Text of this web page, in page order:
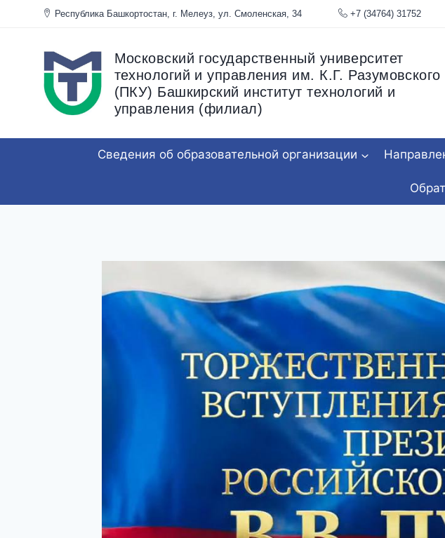
Перейти
Республика Башкортостан, г. Мелеуз, ул. Смоленская, 34 +7 (34764)
Московский государственный университет
технологий и управления им. К.Г. Разумовского
(ПКУ) Башкирский институт технологий и
управления (филиал)
Сведения об образовательной организации